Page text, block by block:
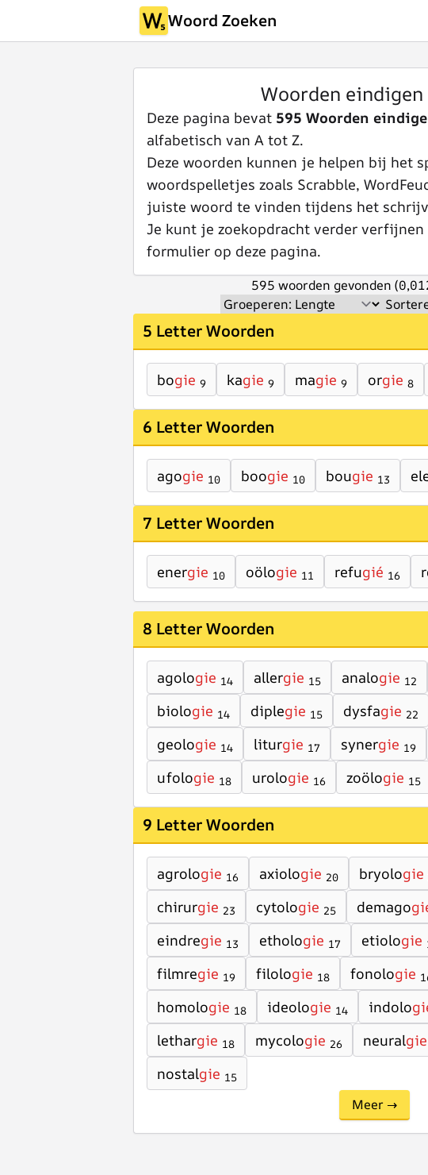
Woord Zoeken
Woorden eindigen
Deze pagina bevat 595 Woorden
alfabetisch van A tot Z.
Deze woorden kunnen je helpen bij het
woordspelletjes zoals Scrabble,
juiste woord te vinden tijdens het
Je kunt je zoekopdracht verder
formulier op deze pagina.
595 woorden gevonden
5 Letter Woorden
bogie 9 kagie 9 magie 9 orgie 8
6 Letter Woorden
agogie 10 boogie 10 bougie 13
7 Letter Woorden
energie 10 oölogie 11 refugié 16
8 Letter Woorden
agologie 14 allergie 15 analogie 12
biologie 14 diplegie 15 dysfagie 22
geologie 14 liturgie 17 synergie 19
ufologie 18 urologie 16 zoölogie 15
9 Letter Woorden
agrologie 16 axiologie 20 bryologie
chirurgie 23 cytologie 25 demago
eindregie 13 ethologie 17 etiologie
filmregie 19 filologie 18 fonologie
homologie 18 ideologie 14 indolo
lethargie 18 mycologie 26 neuralgie
nostalgie 15
Meer →